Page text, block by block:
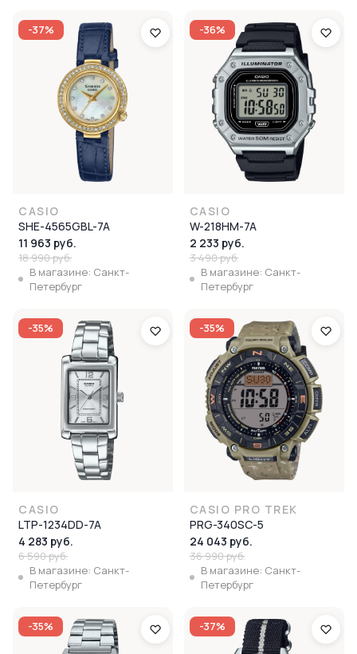
-37%
CASIO
SHE-4565GBL-7A
11 963 руб.
18 990 руб.
В магазине: Санкт-
Петербург
-36%
CASIO
W-218HM-7A
2 233 руб.
3 490 руб.
В магазине: Санкт-
Петербург
-35%
CASIO
LTP-1234DD-7A
4 283 руб.
6 590 руб.
В магазине: Санкт-
Петербург
-35%
CASIO PRO TREK
PRG-340SC-5
24 043 руб.
36 990 руб.
В магазине: Санкт-
Петербург
-35% -37%